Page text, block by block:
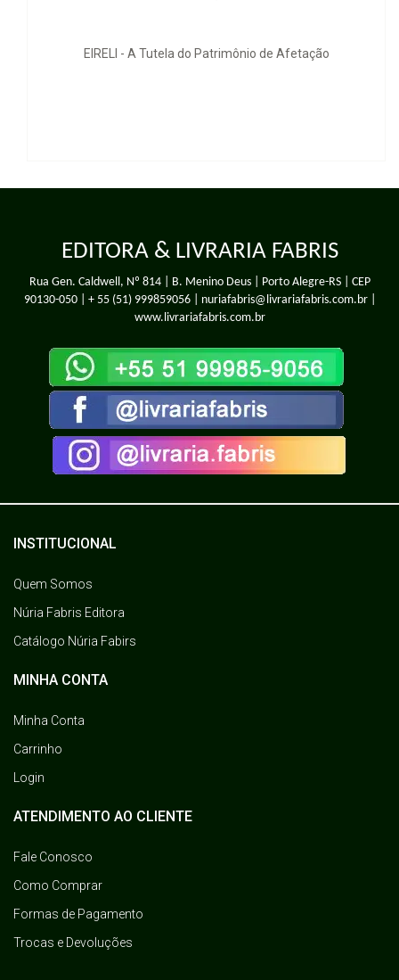
de Afetação Protección Penal de los
EDITORA & LIVRARIA FABRIS
Rua Gen. Caldwell, Nº 814 | B. Menino Deus | Porto Alegre-RS | CEP
90130-050 | + 55 (51) 999859056| nuriafabris@livrariafabris.com.br |
www.livrariafabris.com.br
INSTITUCIONAL
Quem Somos
Núria Fabris Editora
Catálogo Núria Fabirs
MINHA CONTA
Minha Conta
Carrinho
Login
ATENDIMENTO AO CLIENTE
Fale Conosco
Como Comprar
Formas de Pagamento
Trocas e Devoluções